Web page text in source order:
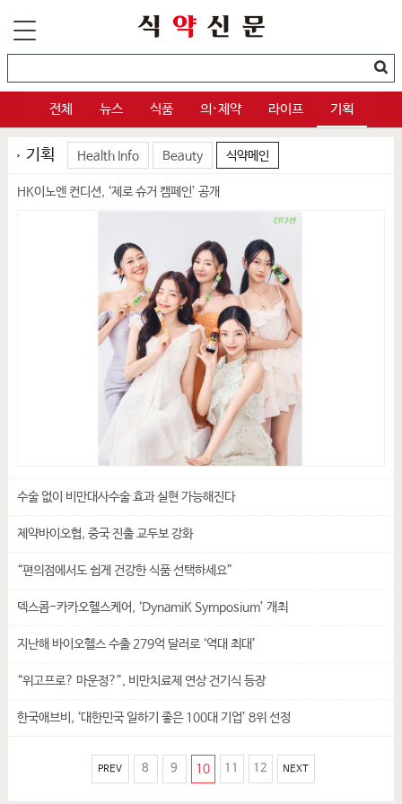
전체 뉴스 식품 의·제약 라이프 기획
기획 Health Info Beauty 식약메인
HK이노엔 컨디션, ‘제로 슈거 캠페인’ 공개
수술 없이 비만대사수술 효과 실현 가능해진다
제약바이오협, 중국 진출 교두보 강화
“편의점에서도 쉽게 건강한 식품 선택하세요”
덱스콤-카카오헬스케어, ‘DynamiK Symposium’ 개최
지난해 바이오헬스 수출 279억 달러로 ‘역대 최대’
“위고프로? 마운정?”, 비만치료제 연상 건기식 등장
한국애브비, ‘대한민국 일하기 좋은 100대 기업’ 8위 선정
PREV 8 9 10 11 12 NEXT